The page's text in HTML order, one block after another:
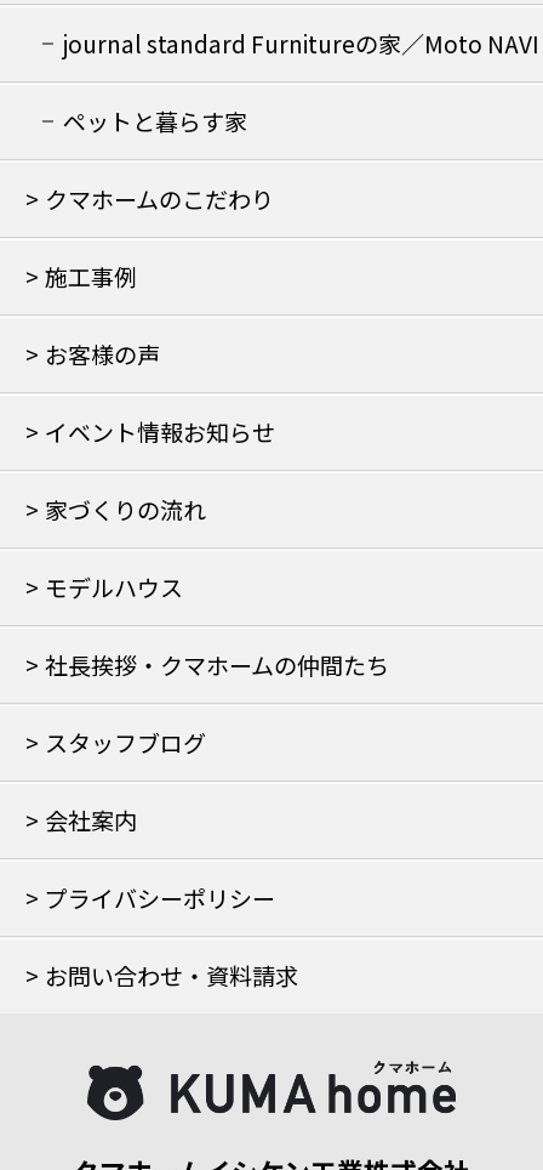
journal standard Furnitureの家／Moto NAVI
の家
ペットと暮らす家
クマホームのこだわり
施工事例
お客様の声
イベント情報お知らせ
家づくりの流れ
モデルハウス
社長挨拶・クマホームの仲間たち
スタッフブログ
会社案内
プライバシーポリシー
お問い合わせ・資料請求